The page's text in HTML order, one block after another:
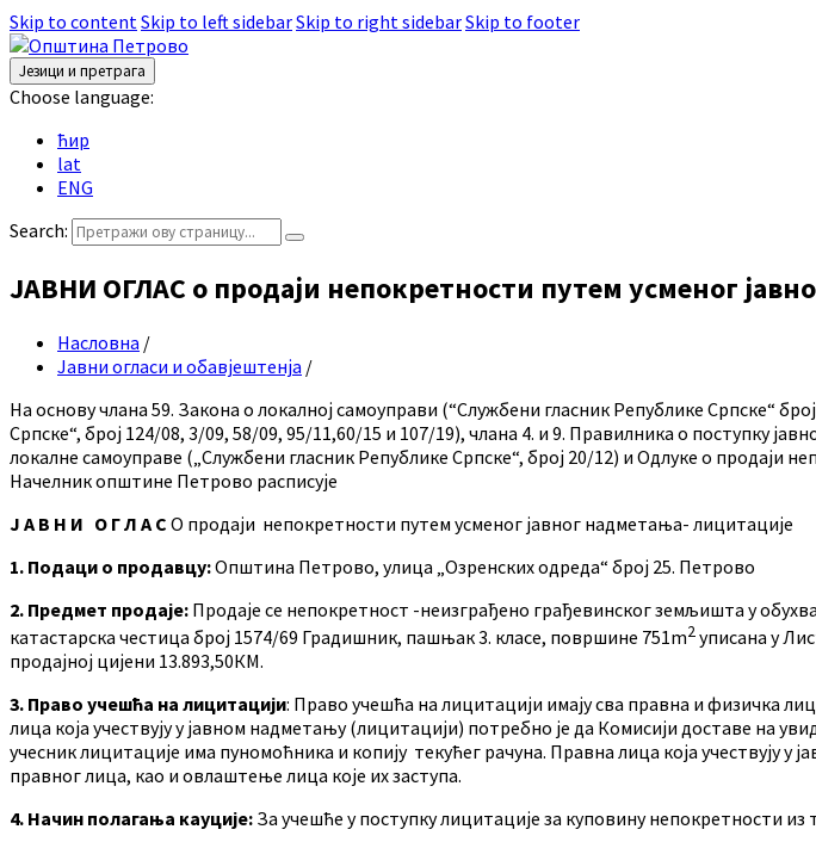
Skip to contentSkip to left sidebarSkip to right sidebarSkip to footer
Језици и претрага
Choose language:
ћир
lat
ENG
Search:
ЈАВНИ ОГЛАС о продаји непокретности путем усменог
Насловна /
Јавни огласи и обавјештенја /
На основу члана 59. Закона о локалној самоуправи (“Службени гласник Републике Српске“
Српске“, број 124/08, 3/09, 58/09, 95/11,60/15 и 107/19), члана 4. и 9. Правилника о поступку
локалне самоуправе („Службени гласник Републике Српске“, број 20/12) и Одлуке о продаји
Начелник општине Петрово расписује
Ј А В Н И О Г Л А С О продаји непокретности путем усменог јавног надметања- лицитације
1. Подаци о продавцу:Општина Петрово, улица „Озренских одреда“ број 25. Петрово
2. Предмет продаје: Продаје се непокретност -неизграђено грађевинског земљишта у
катастарска честица број 1574/69 Градишник, пашњак 3. класе, површине 751m2уписана у
продајној цијени 13.893,50КМ.
3. Право учешћа на лицитацији: Право учешћа на лицитацији имају сва правна и физичка
лица која учествују у јавном надметању (лицитацији) потребно је да Комисији доставе на
учесник лицитације има пуномоћника и копију текућег рачуна. Правна лица која учествују
правног лица, као и овлаштење лица које их заступа.
4. Начин полагања кауције: За учешће у поступку лицитације за куповину непокретности